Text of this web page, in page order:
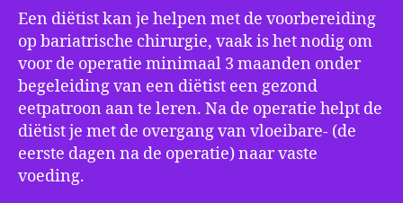
Een diëtist kan je helpen met de voorbereiding
op bariatrische chirurgie, vaak is het nodig om
voor de operatie minimaal 3 maanden onder
begeleiding van een diëtist een gezond
eetpatroon aan te leren. Na de operatie helpt de
diëtist je met de overgang van vloeibare- (de
eerste dagen na de operatie) naar vaste
voeding.